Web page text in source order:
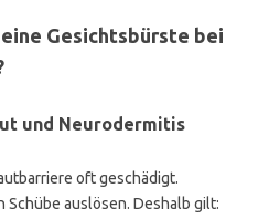
Gesichtsbürste bei
und Neurodermitis
oft geschädigt.
Schübe auslösen. Deshalb gilt: